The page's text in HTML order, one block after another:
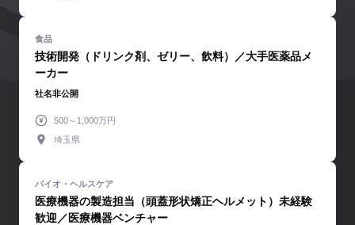
技術開発（ドリンク剤、ゼリー、飲料）／大手医薬品メ
ーカー
社名非公開
500～1,000万円
埼玉県
医療機器の製造担当（頭蓋形状矯正ヘルメット）未経験
歓迎／医療機器ベンチャー